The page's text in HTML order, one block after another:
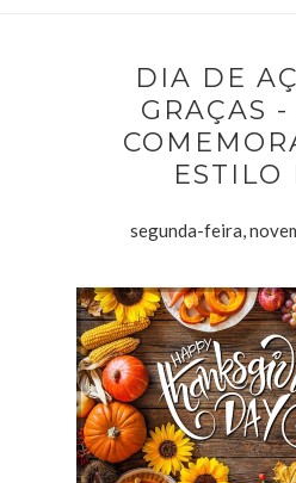
DIA DE
GRAÇAS -
ESTILO
segunda-feira,